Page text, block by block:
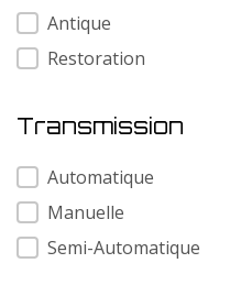
Antique
Restoration
Transmission
Transmission
Automatique
Manuelle
Semi-Automatique